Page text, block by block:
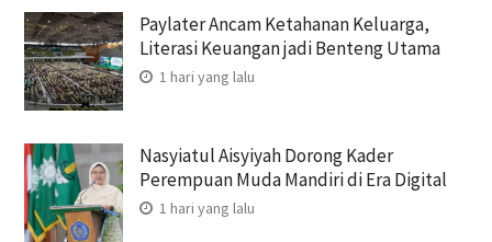
Paylater Ancam Ketahanan Keluarga,
Literasi Keuangan jadi Benteng Utama
1 hari yang lalu
Nasyiatul Aisyiyah Dorong Kader
Perempuan Muda Mandiri di Era Digital
1 hari yang lalu